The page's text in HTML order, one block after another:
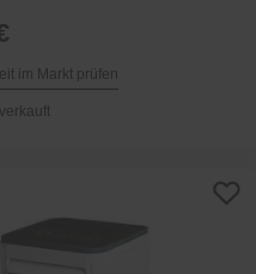
im Markt prüfen